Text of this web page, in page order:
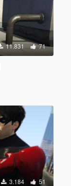
11.831 71
3.184 51